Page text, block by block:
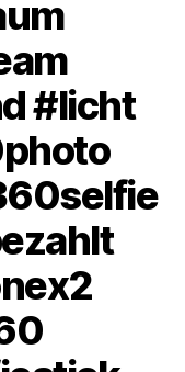
#licht